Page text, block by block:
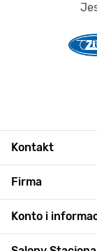
Kontakt
Firma
Konto i